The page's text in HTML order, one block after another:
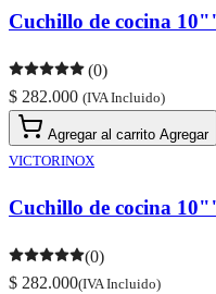
Cuchillo de cocina
(0)
$ 282.000 (IVA Incluido)
Agregar al carrito Agregar
VICTORINOX
Cuchillo de cocina
(0)
$ 282.000(IVA Incluido)